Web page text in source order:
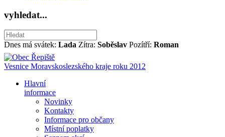
vyhledat...
Dnes má svátek: Lada Zítra: Soběslav Pozítří: Roman
Vesnice Moravskoslezského kraje roku 2012
Hlavní
informace
Novinky
Kontakty
Informace pro občany
Místní poplatky